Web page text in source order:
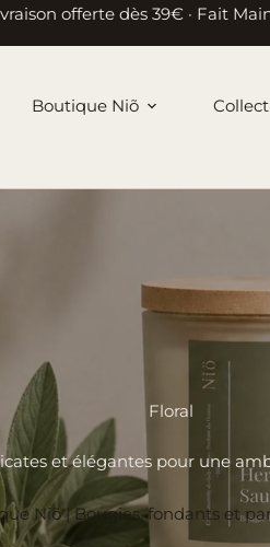
offerte dès 39€ · Fait
Boutique Niõ
Floral
et élégantes pour une
Niõ | Bougies, fondants et